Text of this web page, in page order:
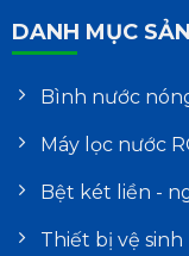
DANH MỤC
Bình nước
Máy lọc nước
Bệt két liền -
Thiết bị vệ sinh